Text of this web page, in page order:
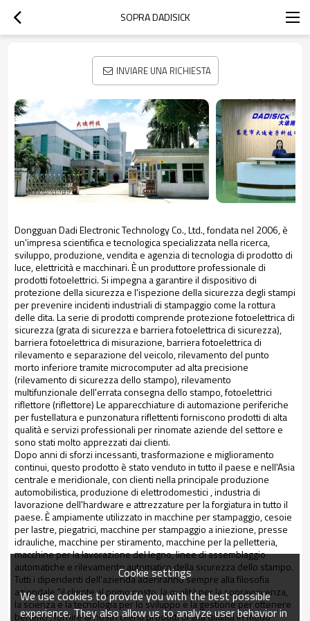
SOPRA DADISICK
INVIARE UNA RICHIESTA
Dongguan Dadi Electronic Technology Co., Ltd., fondata nel 2006, è
un'impresa scientifica e tecnologicaspecializzata nella ricerca,
sviluppo, produzione, vendita e agenzia di tecnologia di prodotto di
luce, elettricità emacchinari. È un produttore professionale di
prodotti fotoelettrici. Si impegna a garantire il dispositivo di
protezione della sicurezzae l'ispezione della sicurezza degli stampi
per prevenire incidenti industriali di stampaggio come la rottura
delle dita. La serie di prodotti comprendeprotezione fotoelettrica di
sicurezza (grata di sicurezza e barriera fotoelettrica di sicurezza),
barriera fotoelettrica di misurazione, barriera fotoelettrica di
rilevamentoe separazione del veicolo, rilevamento del punto
morto inferiore tramite microcomputer ad alta precisione
(rilevamento di sicurezza dello stampo), rilevamento
multifunzionale dell'errata consegna dello stampo, fotoelettrici
riflettore (riflettore) Le apparecchiature di automazione periferiche
per fustellatura e punzonatura riflettentiforniscono prodotti di alta
qualità e servizi professionali per rinomate aziende del settore e
sono stati molto apprezzati dai clienti.
Dopo anni di sforzi incessanti, trasformazione e miglioramento
continui, questo prodotto è stato venduto in tutto ilpaese e nell'Asia
centrale e meridionale, con clienti nella principale produzione
automobilistica, produzione di elettrodomestici , industria di
lavorazione dell'hardware e attrezzature per la forgiatura in tutto il
paese. È ampiamente utilizzato inmacchine per stampaggio, cesoie
per lastre, piegatrici, macchine per stampaggio a iniezione, presse
idrauliche, macchine per stiramento, macchine per lapelletteria,
macchine per la lavorazione del legno, linee di assemblaggio
automatiche e rilevamento automatico della sicurezza dello stampo.
Tutti i dipendenti dell'azienda aderiranno sempre alla filosofia
aziendale "il cliente al primo posto, la qualità per la sopravvivenza,
la scienza e la tecnologia per lo sviluppo e la gestione per ottenere
benefici", fornire ai nostriclienti prodotti di alta qualità in modo
Cookie settings
We use cookies to provide you with the best possible
experience. They also allow us to analyze user behavior in